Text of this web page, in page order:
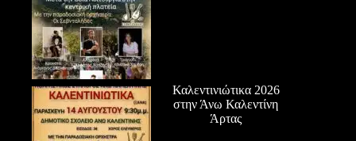
Καλεντινιώτικα 2026
στην Άνω Καλεντίνη
Άρτας